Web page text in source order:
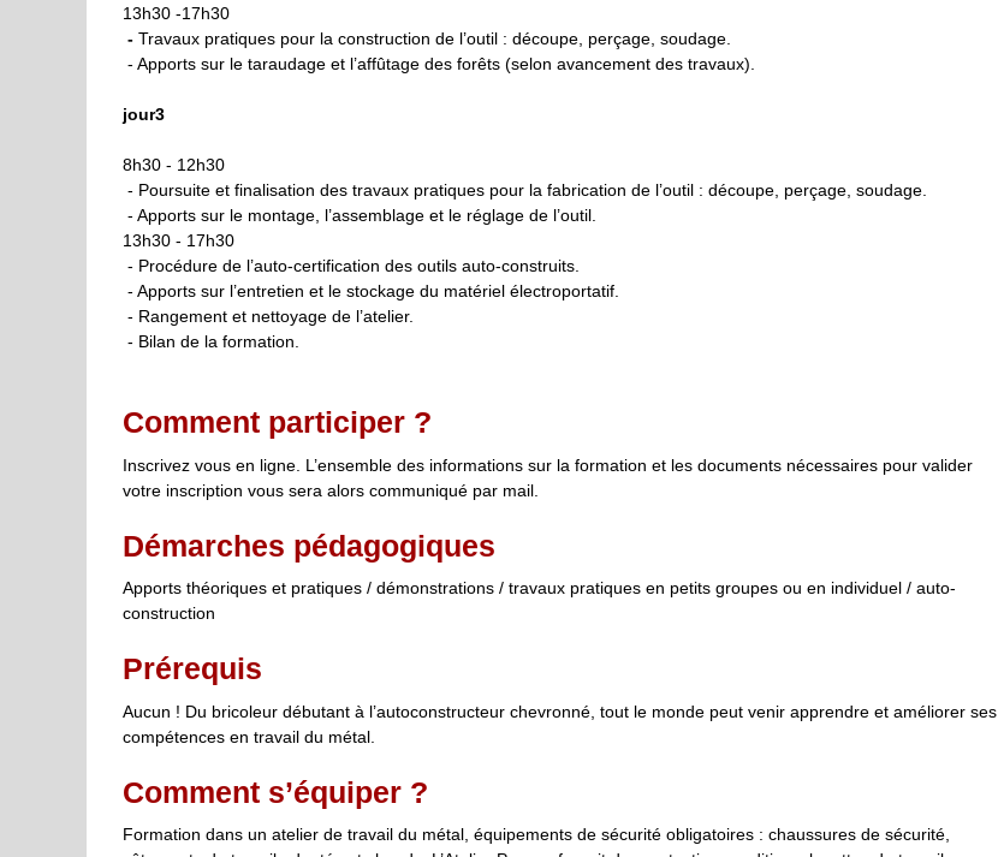
13h30 -17h30
- Travaux pratiques pour la construction de l’outil : découpe, perçage, soudage.
- Apports sur le taraudage et l’affûtage des forêts (selon avancement des travaux).
jour3
8h30 - 12h30
- Poursuite et finalisation des travaux pratiques pour la fabrication de l’outil : découpe, perçage, soudage.
- Apports sur le montage, l’assemblage et le réglage de l’outil.
13h30 - 17h30
- Procédure de l’auto-certification des outils auto-construits.
- Apports sur l’entretien et le stockage du matériel électroportatif.
- Rangement et nettoyage de l’atelier.
- Bilan de la formation.
Comment participer ?
Inscrivez vous en ligne. L’ensemble des informations sur la formation et les documents nécessaires pour valider
votre inscription vous sera alors communiqué par mail.
Démarches pédagogiques
Apports théoriques et pratiques / démonstrations / travaux pratiques en petits groupes ou en individuel / auto-
construction
Prérequis
Aucun ! Du bricoleur débutant à l’autoconstructeur chevronné, tout le monde peut venir apprendre et améliorer ses
compétences en travail du métal.
Comment s’équiper ?
Formation dans un atelier de travail du métal, équipements de sécurité obligatoires : chaussures de sécurité,